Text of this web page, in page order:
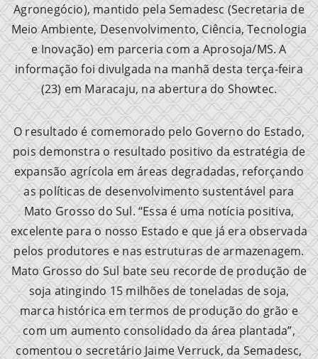
Agronegócio), mantido pela Semadesc (Secretaria de
Meio Ambiente, Desenvolvimento, Ciência, Tecnologia
e Inovação) em parceria com a Aprosoja/MS. A
informação foi divulgada na manhã desta terça-feira
(23) em Maracaju, na abertura do Showtec.
O resultado é comemorado pelo Governo do Estado,
pois demonstra o resultado positivo da estratégia de
expansão agrícola em áreas degradadas, reforçando
as políticas de desenvolvimento sustentável para
Mato Grosso do Sul. “Essa é uma notícia positiva,
excelente para o nosso Estado e que já era observada
pelos produtores e nas estruturas de armazenagem.
Mato Grosso do Sul bate seu recorde de produção de
soja atingindo 15 milhões de toneladas de soja,
marca histórica em termos de produção do grão e
com um aumento consolidado da área plantada”,
comentou o secretário Jaime Verruck, da Semadesc,